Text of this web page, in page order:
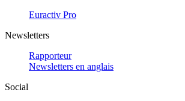
Euractiv Pro
Newsletters
Rapporteur
Newsletters en anglais
Social